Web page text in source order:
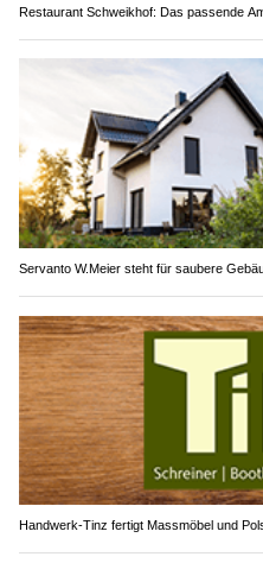
Restaurant Schweikhof: Das passende
Servanto W.Meier steht für saubere
Handwerk-Tinz fertigt Massmöbel und